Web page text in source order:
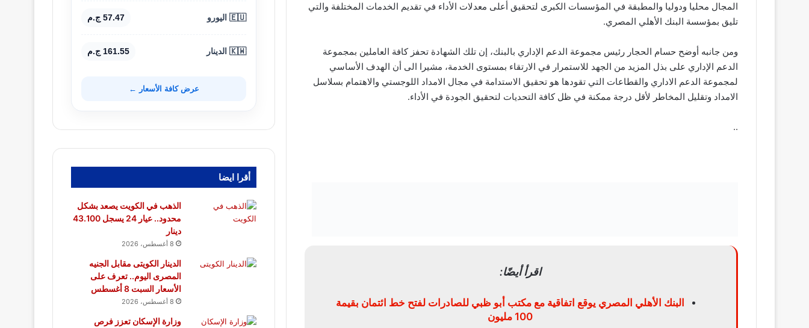
المجال محليا ودوليا والمطبقة في المؤسسات الكبرى لتحقيق أعلى معدلات الأداء في تقديم الخدمات المختلفة والتي
تليق بمؤسسة البنك الأهلي المصري.
ومن جانبه أوضح حسام الحجار رئيس مجموعة الدعم الإداري بالبنك، إن تلك الشهادة تحفز كافة العاملين بمجموعة
الدعم الإداري على بذل المزيد من الجهد للاستمرار في الارتقاء بمستوى الخدمة، مشيرا الى أن الهدف الأساسي
لمجموعة الدعم الاداري والقطاعات التي تقودها هو تحقيق الاستدامة في مجال الامداد اللوجستي والاهتمام بسلاسل
الامداد وتقليل المخاطر لأقل درجة ممكنة في ظل كافة التحديات لتحقيق الجودة في الأداء.
..
اقرأ أيضًا:
البنك الأهلي المصري يوقع اتفاقية مع مكتب أبو ظبي للصادرات لفتح خط ائتمان بقيمة
100 مليون
🇪🇺 اليورو 57.47 ج.م
🇰🇼 الدينار 161.55 ج.م
عرض كافة الأسعار ←
أقرا ايضا
الذهب في الكويت يصعد بشكل
محدود.. عيار 24 يسجل 43.100
دينار
8 أغسطس، 2026
الدينار الكويتى مقابل الجنيه
المصرى اليوم.. تعرف على
الأسعار السبت 8 أغسطس
8 أغسطس، 2026
وزارة الإسكان تعزز فرص